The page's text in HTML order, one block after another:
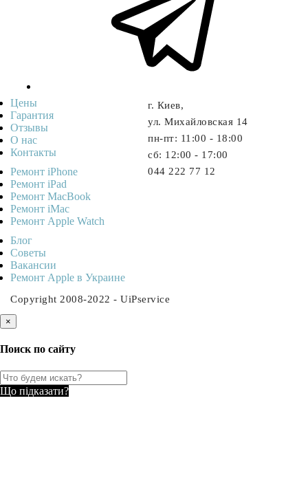
г. Киев,
ул. Михайловская 14
пн-пт: 11:00 - 18:00
cб: 12:00 - 17:00
044 222 77 12
Цены
Гарантия
Отзывы
О нас
Контакты
Ремонт iPhone
Ремонт iPad
Ремонт MacBook
Ремонт iMac
Ремонт Apple Watch
Блог
Советы
Ваканcии
Ремонт Apple в Украине
Copyright 2008-2022 - UiPservice
×
Поиск по сайту
Що підказати?